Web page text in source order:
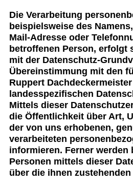
Die Verarbeitung
beispielsweise des
Mail-Adresse oder
betroffenen Person, erfolgt
mit der Datenschutz-
Übereinstimmung mit den
Ruppert
landesspezifischen
Mittels dieser
die Öffentlichkeit über Art,
der von uns erhobenen,
verarbeiteten
informieren. Ferner werden
Personen mittels dieser
über die ihnen